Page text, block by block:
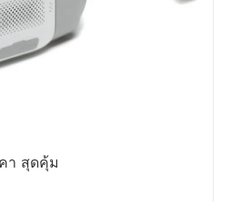
คา สุดคุ้ม